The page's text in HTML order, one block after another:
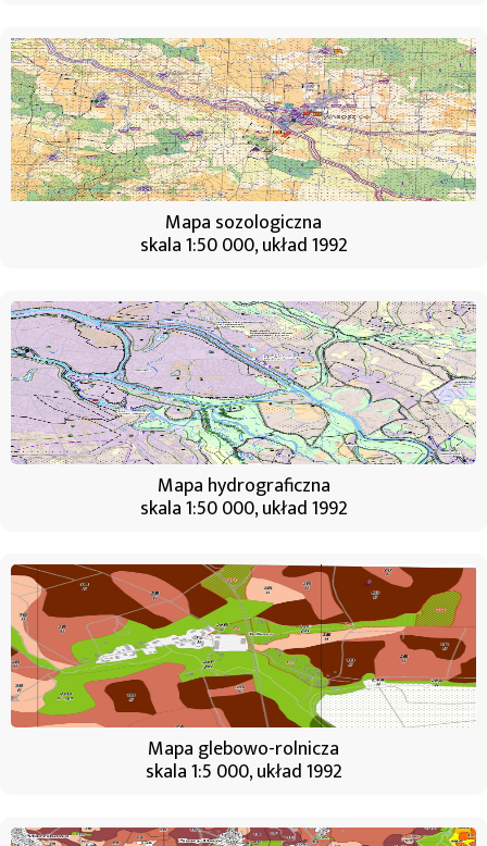
Mapa sozologiczna
skala 1:50 000, układ 1992
Mapa hydrograficzna
skala 1:50 000, układ 1992
Mapa glebowo-rolnicza
skala 1:5 000, układ 1992